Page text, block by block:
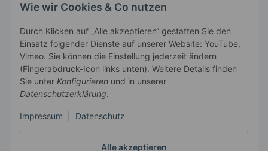
Alle akzeptieren
Wie wir Cookies & Co nutzen
Durch Klicken auf „Alle akzeptieren“ gestatten Sie den
Einsatz folgender Dienste auf unserer Website: YouTube,
Vimeo. Sie können die Einstellung jederzeit ändern
(Fingerabdruck-Icon links unten). Weitere Details finden
Sie unter Konfigurieren und in unserer
Datenschutzerklärung.
Impressum Datenschutz
Telefax: 06831 9 66 58 41
Öffnungszeiten:
MO-FR 13.00 - 18.00 Uhr und
vormittags nach Vereinbarung
SA 10.00 - 14.00 Uhr
Informationen